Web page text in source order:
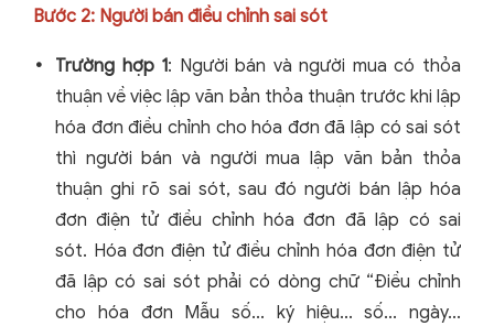
Bước 2: Người bán điều chỉnh sai sót
Trường hợp 1: Người bán và người mua có thỏa
thuận về việc lập văn bản thỏa thuận trước khi lập
hóa đơn điều chỉnh cho hóa đơn đã lập có sai sót
thì người bán và người mua lập văn bản thỏa
thuận ghi rõ sai sót, sau đó người bán lập hóa
đơn điện tử điều chỉnh hóa đơn đã lập có sai
sót. Hóa đơn điện tử điều chỉnh hóa đơn điện tử
đã lập có sai sót phải có dòng chữ “Điều chỉnh
cho hóa đơn Mẫu số... ký hiệu... số... ngày...